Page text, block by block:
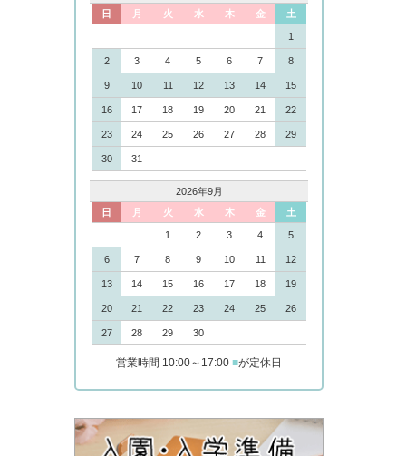
日
月 火 水 木 金 土
1
2 3 4 5 6 7 8
9 10 11 12 13 14 15
16 17 18 19 20 21 22
23 24 25 26 27 28 29
30 31
2026年9月
日
月 火 水 木 金 土
1 2 3 4 5
6 7 8 9 10 11 12
13 14 15 16 17 18 19
20 21 22 23 24 25 26
27 28 29 30
営業時間 10:00～17:00 ■が定休日